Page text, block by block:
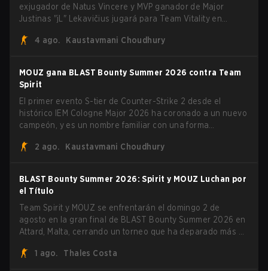
exjugador de Natus Vincere y MVP ganador de Major
Justinas "jL" Lekavičius jugará para Team Vitality en
lituano dio la noticia él mismo en stream, bromeando:
burlándose del head coach de Vitality Rémy "XTQZZZ"
Quoniam en el proceso.
4 ago. Kaustavmani Choudhury
MOUZ gana BLAST Bounty Summer 2026 contra Team
Spirit
El primer evento S-tier de Counter-Strike 2 desde el
histórico IEM Cologne Major 2026 ha coronado a un nuevo
campeón, y es un nombre familiar con una forma
roster y cambios de roles, arrolló a Team Spirit en una
2 ago. Kaustavmani Choudhury
BLAST Bounty Summer 2026: Spirit y MOUZ Luchan por
el Título
Team Spirit y MOUZ se enfrentarán el domingo 2 de
agosto en la gran final de BLAST Bounty Summer 2026 en
Attard, Malta, cerrando un torneo que ha deparado más de
1 ago.
Thales Costa